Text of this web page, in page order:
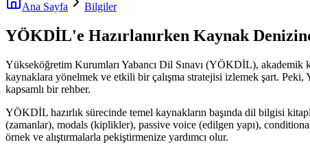
Ana Sayfa Bilgiler
YÖKDİL'e Hazırlanırken Kaynak
Yükseköğretim Kurumları Yabancı Dil Sınavı (YÖKDİL),
kaynaklara yönelmek ve etkili bir çalışma stratejisi izlemek şart.
kapsamlı bir rehber.
YÖKDİL hazırlık sürecinde temel kaynakların başında dil bilgisi
(zamanlar), modals (kiplikler), passive voice (edilgen yapı),
örnek ve alıştırmalarla pekiştirmenize yardımcı olur.